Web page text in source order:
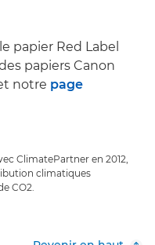
papier Red Label
papiers Canon
notre page
ClimatePartner en 2012,
climatiques
CO2.